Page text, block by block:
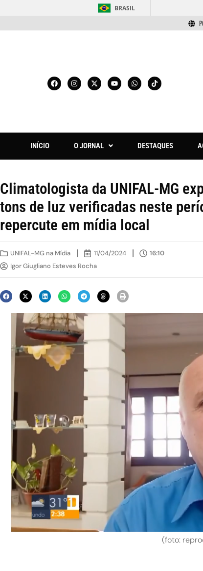
BRASIL
INÍCIO O JORNAL DESTAQUES
Climatologista da UNIFAL-MG
tons de luz verificadas neste
repercute em mídia local
UNIFAL-MG na Mídia 11/04/2024
16:10
Igor Giugliano Esteves Rocha
(foto: